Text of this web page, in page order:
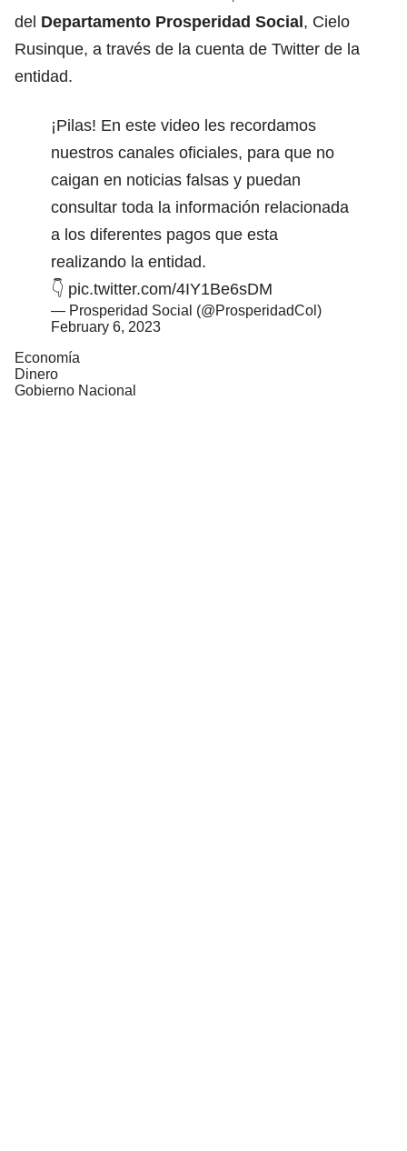
del Departamento Prosperidad Social, Cielo
Rusinque, a través de la cuenta de Twitter de la
entidad.
¡Pilas! En este video les recordamos
nuestros canales oficiales, para que no
caigan en noticias falsas y puedan
consultar toda la información relacionada
a los diferentes pagos que esta
realizando la entidad.
👇 pic.twitter.com/4IY1Be6sDM
— Prosperidad Social (@ProsperidadCol)
February 6, 2023
Economía
Dinero
Gobierno Nacional